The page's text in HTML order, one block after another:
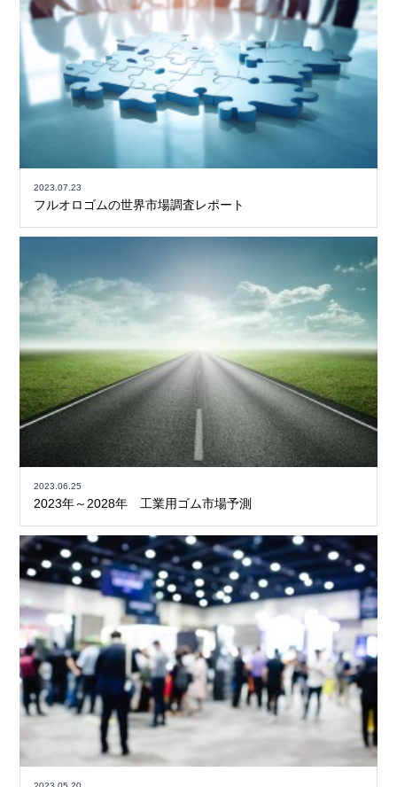
2023.07.23
フルオロゴムの世界市場調査レポート
2023.06.25
2023年～2028年 工業用ゴム市場予測